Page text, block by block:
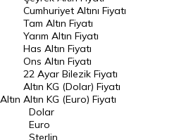
Endeksler
DÖVİZ
Döviz Kuru
Dolar Kuru
Euro Kuru
Pound Kuru
Altın
Cumhuriyet Altını Fiyatı
Tam Altın Fiyatı
Yarım Altın Fiyatı
Has Altın Fiyatı
Ons Altın Fiyatı
22 Ayar Bilezik Fiyatı
Altın KG (Dolar) Fiyatı
Altın KG (Euro) Fiyatı
Dolar
Euro
Sterlin